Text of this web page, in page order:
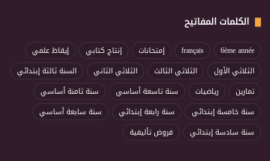
الكلمات المفاتيح
6ème année
français إمتحانات إنتاج كتابي
إيقاظ علمي
الثلاثي الأول
الثلاثي الثالث الثلاثي الثاني
السنة ثالثة إبتدائي
تمارين
رياضيات سنة تاسعة أساسي
سنة ثامنة أساسي
سنة خامسة إبتدائي
سنة رابعة إبتدائي
سنة سابعة أساسي
سنة سادسة إبتدائي
فروض تأليفية